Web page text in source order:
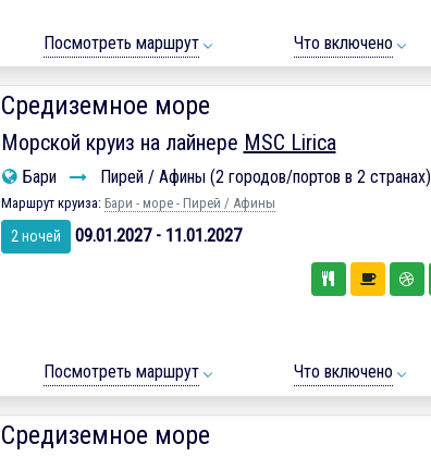
Посмотреть маршрут Что включено
Средиземное море
Морской круиз на лайнере MSC Lirica
Бари Пирей / Афины (2 городов/портов в 2 странах)
Маршрут круиза: Бари - море - Пирей / Афины
2 ночей 09.01.2027 - 11.01.2027
Посмотреть маршрут Что включено
Средиземное море